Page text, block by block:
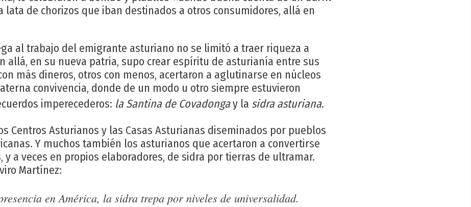
lata de chorizos que iban destinados a otros consumidores, allá en
al trabajo del emigrante asturiano no se limitó a traer riqueza a
allá, en su nueva patria, supo crear espíritu de asturianía entre sus
más dineros, otros con menos, acertaron a aglutinarse en núcleos
convivencia, donde de un modo u otro siempre estuvieron
imperecederos: la Santina de Covadongay la sidra asturiana.
Centros Asturianos y las Casas Asturianas diseminados por pueblos
Y muchos también los asturianos que acertaron a convertirse
y a veces en propios elaboradores, de sidra por tierras de ultramar.
Martínez:
en América, la sidra trepa por niveles de universalidad.